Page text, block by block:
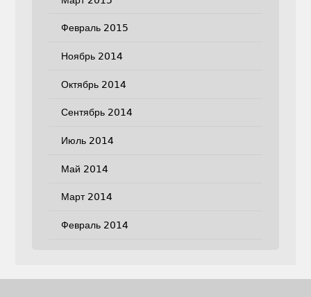
Февраль 2015
Ноябрь 2014
Октябрь 2014
Сентябрь 2014
Июль 2014
Май 2014
Март 2014
Февраль 2014